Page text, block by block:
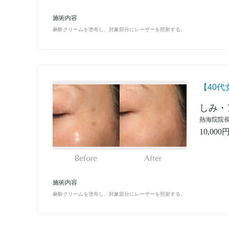
施術内容
麻酔クリームを塗布し、対象部分にレーザーを照射する。
Before After
【40
しみ
熱海院院
10,000
施術内容
麻酔クリームを塗布し、対象部分にレーザーを照射する。